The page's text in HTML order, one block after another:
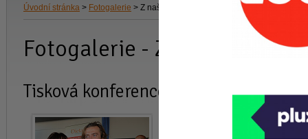
Úvodní stránka > Fotogalerie > Z našich akcí
Fotogalerie - Z našich akcí
Tisková konference podzim 2011